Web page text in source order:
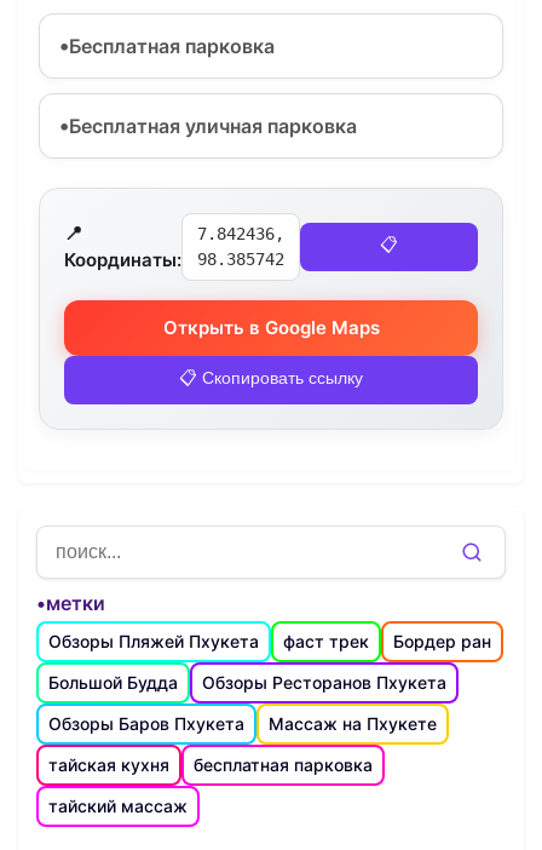
Бесплатная парковка
Бесплатная уличная парковка
📍
Координаты:
7.842436,
98.385742
📋
Открыть в Google Maps
📋 Скопировать ссылку
•метки
Обзоры Пляжей Пхукета фаст трек
Бордер ран
Большой Будда
Обзоры Ресторанов Пхукета
Обзоры Баров Пхукета
Массаж на Пхукете
тайская кухня
бесплатная парковка
тайский массаж